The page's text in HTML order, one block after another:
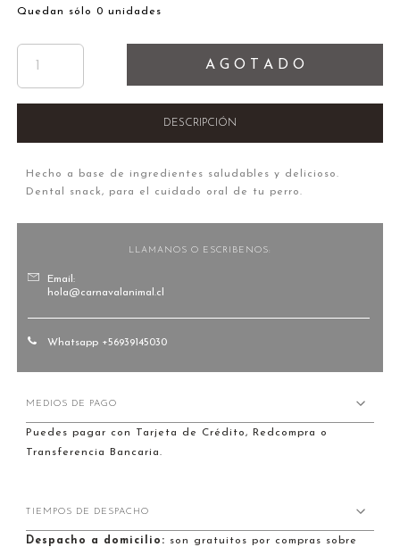
Quedan sólo 0 unidades
A G O T A D O
DESCRIPCIÓN
Hecho a base de ingredientes saludables y delicioso.
Dental snack, para el cuidado oral de tu perro.
LLAMANOS O ESCRIBENOS:
Email:
hola@carnavalanimal.cl
Whatsapp +56939145030
MEDIOS DE PAGO
Puedes pagar con Tarjeta de Crédito, Redcompra o
Transferencia Bancaria.
TIEMPOS DE DESPACHO
Despacho a domicilio: son gratuitos por compras sobre